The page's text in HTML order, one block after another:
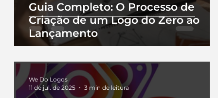
Guia Completo: O Processo de
Criação de um Logo do Zero ao
Lançamento
We Do Logos
11 de jul. de 2025
3 min de leitura